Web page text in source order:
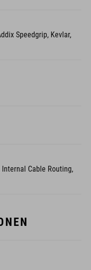
Speedgrip, Kevlar,
Internal Cable Routing,